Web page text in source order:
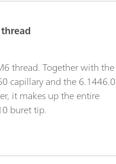
thread. Together with the
capillary and the
it makes up the entire
buret tip.